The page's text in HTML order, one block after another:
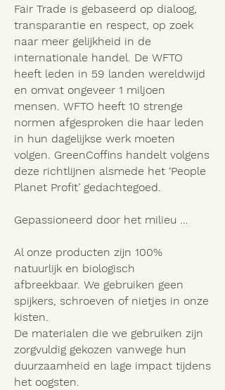
Fair Trade is gebaseerd op dialoog,
transparantie en respect, op zoek
naar meer gelijkheid in de
internationale handel. De WFTO
heeft leden in 59 landen wereldwijd
en omvat ongeveer 1 miljoen
mensen. WFTO heeft 10 strenge
normen afgesproken die haar leden
in hun dagelijkse werk moeten
volgen. GreenCoffins handelt volgens
deze richtlijnen alsmede het ‘People
Planet Profit’ gedachtegoed.
Gepassioneerd door het milieu …
Al onze producten zijn 100%
natuurlijk en biologisch
afbreekbaar. We gebruiken geen
spijkers, schroeven of nietjes in onze
kisten.
De materialen die we gebruiken zijn
zorgvuldig gekozen vanwege hun
duurzaamheid en lage impact tijdens
het oogsten.